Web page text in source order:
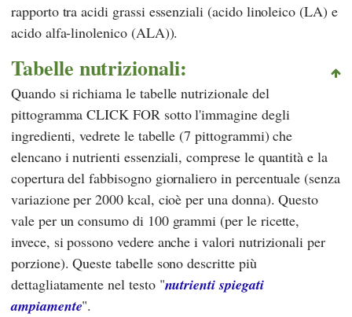
rapporto tra acidi grassi essenziali (acido linoleico (LA) e
acido alfa-linolenico (ALA)).
Tabelle nutrizionali:
Quando si richiama le tabelle nutrizionale del
pittogramma CLICK FOR sotto l'immagine degli
ingredienti, vedrete le tabelle (7 pittogrammi) che
elencano i nutrienti essenziali, comprese le quantità e la
copertura del fabbisogno giornaliero in percentuale (senza
variazione per 2000 kcal, cioè per una donna). Questo
vale per un consumo di 100 grammi (per le ricette,
invece, si possono vedere anche i valori nutrizionali per
porzione). Queste tabelle sono descritte più
dettagliatamente nel testo "nutrienti spiegati
ampiamente".